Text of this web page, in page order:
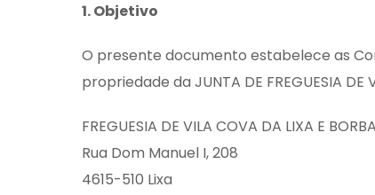
1. Objetivo
O presente documento estabelece as
propriedade da JUNTA DE FREGUESIA DE
FREGUESIA DE VILA COVA DA LIXA E
Rua Dom Manuel I, 208
4615-510 Lixa